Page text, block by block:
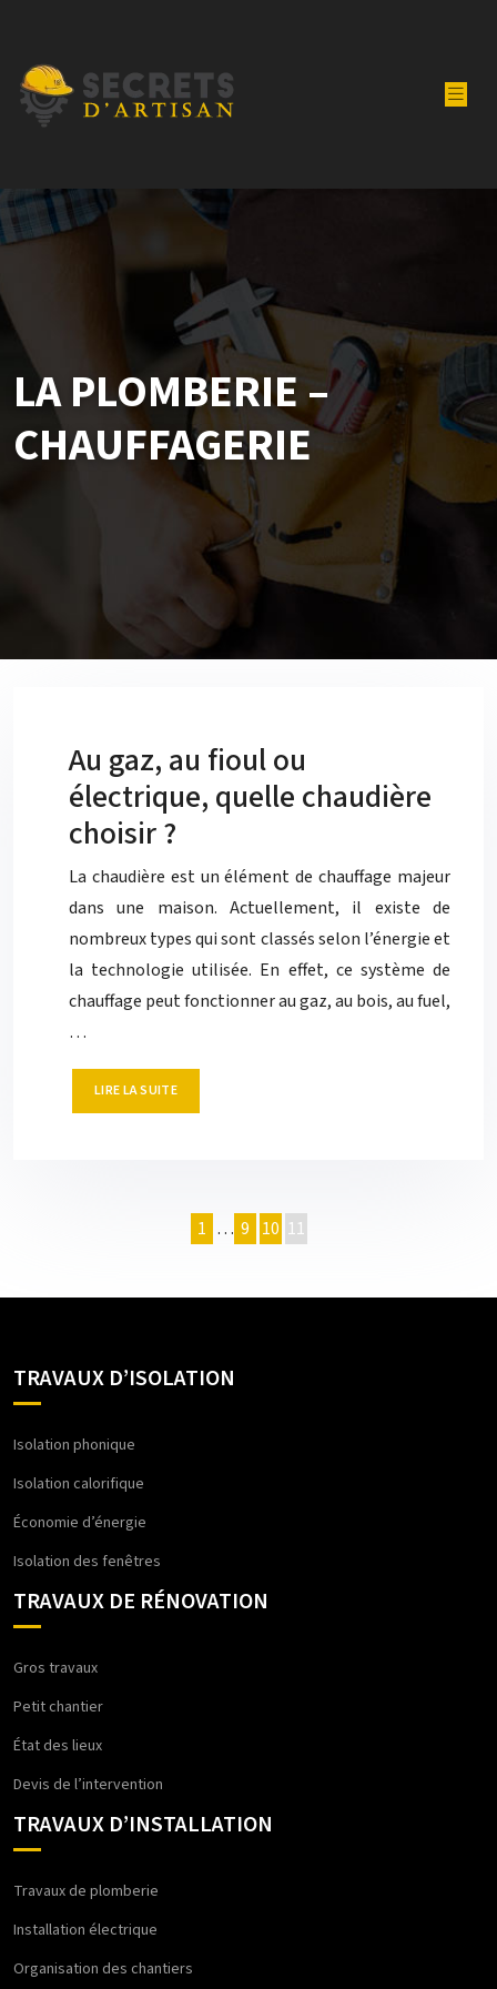
LA PLOMBERIE –
CHAUFFAGERIE
Au gaz, au fioul ou
électrique, quelle chaudière
choisir ?
La chaudière est un élément de chauffage majeur
dans une maison. Actuellement, il existe de
nombreux types qui sont classés selon l’énergie et
la technologie utilisée. En effet, ce système de
chauffage peut fonctionner au gaz, au bois, au fuel,
…
LIRE LA SUITE
1 … 9 10 11
TRAVAUX D’ISOLATION
Isolation phonique
Isolation calorifique
Économie d’énergie
Isolation des fenêtres
TRAVAUX DE RÉNOVATION
Gros travaux
Petit chantier
État des lieux
Devis de l’intervention
TRAVAUX D’INSTALLATION
Travaux de plomberie
Installation électrique
Organisation des chantiers